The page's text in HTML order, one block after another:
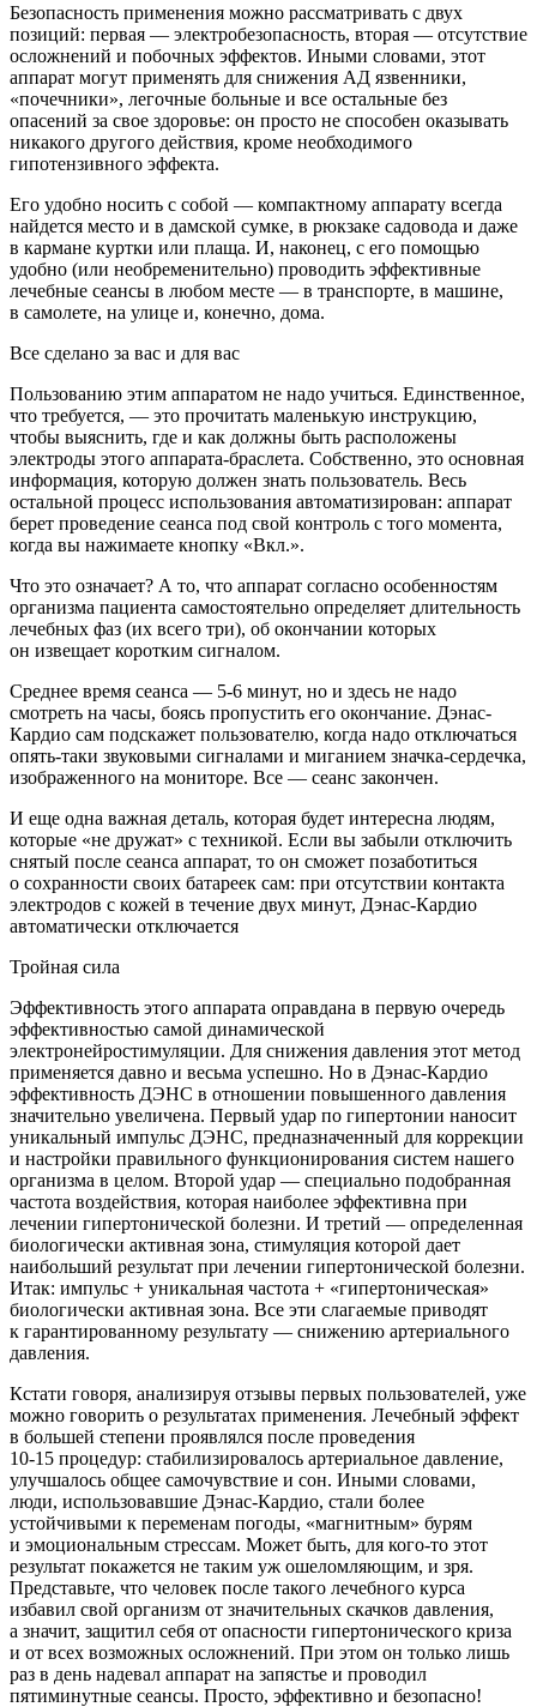
Безопасность применения можно рассматривать с двух
позиций: первая — электробезопасность, вторая — отсутствие
осложнений и побочных эффектов. Иными словами, этот
аппарат могут применять для снижения АД язвенники,
«почечники», легочные больные и все остальные без
опасений за свое здоровье: он просто не способен оказывать
никакого другого действия, кроме необходимого
гипотензивного эффекта.
Его удобно носить с собой — компактному аппарату всегда
найдется место и в дамской сумке, в рюкзаке садовода и даже
в кармане куртки или плаща. И, наконец, с его помощью
удобно (или необременительно) проводить эффективные
лечебные сеансы в любом месте — в транспорте, в машине,
в самолете, на улице и, конечно, дома.
Все сделано за вас и для вас
Пользованию этим аппаратом не надо учиться. Единственное,
что требуется, — это прочитать маленькую инструкцию,
чтобы выяснить, где и как должны быть расположены
электроды этого аппарата-браслета. Собственно, это основная
информация, которую должен знать пользователь. Весь
остальной процесс использования автоматизирован: аппарат
берет проведение сеанса под свой контроль с того момента,
когда вы нажимаете кнопку «Вкл.».
Что это означает? А то, что аппарат согласно особенностям
организма пациента самостоятельно определяет длительность
лечебных фаз (их всего три), об окончании которых
он извещает коротким сигналом.
Среднее время сеанса — 5-6 минут, но и здесь не надо
смотреть на часы, боясь пропустить его окончание. Дэнас-
Кардио сам подскажет пользователю, когда надо отключаться
опять-таки звуковыми сигналами и миганием значка-сердечка,
изображенного на мониторе. Все — сеанс закончен.
И еще одна важная деталь, которая будет интересна людям,
которые «не дружат» с техникой. Если вы забыли отключить
снятый после сеанса аппарат, то он сможет позаботиться
о сохранности своих батареек сам: при отсутствии контакта
электродов с кожей в течение двух минут, Дэнас-Кардио
автоматически отключается
Тройная сила
Эффективность этого аппарата оправдана в первую очередь
эффективностью самой динамической
электронейростимуляции. Для снижения давления этот метод
применяется давно и весьма успешно. Но в Дэнас-Кардио
эффективность ДЭНС в отношении повышенного давления
значительно увеличена. Первый удар по гипертонии наносит
уникальный импульс ДЭНС, предназначенный для коррекции
и настройки правильного функционирования систем нашего
организма в целом. Второй удар — специально подобранная
частота воздействия, которая наиболее эффективна при
лечении гипертонической болезни. И третий — определенная
биологически активная зона, стимуляция которой дает
наибольший результат при лечении гипертонической болезни.
Итак: импульс + уникальная частота + «гипертоническая»
биологически активная зона. Все эти слагаемые приводят
к гарантированному результату — снижению артериального
давления.
Кстати говоря, анализируя отзывы первых пользователей, уже
можно говорить о результатах применения. Лечебный эффект
в большей степени проявлялся после проведения
10-15 процедур: стабилизировалось артериальное давление,
улучшалось общее самочувствие и сон. Иными словами,
люди, использовавшие Дэнас-Кардио, стали более
устойчивыми к переменам погоды, «магнитным» бурям
и эмоциональным стрессам. Может быть, для кого-то этот
результат покажется не таким уж ошеломляющим, и зря.
Представьте, что человек после такого лечебного курса
избавил свой организм от значительных скачков давления,
а значит, защитил себя от опасности гипертонического криза
и от всех возможных осложнений. При этом он только лишь
раз в день надевал аппарат на запястье и проводил
пятиминутные сеансы. Просто, эффективно и безопасно!